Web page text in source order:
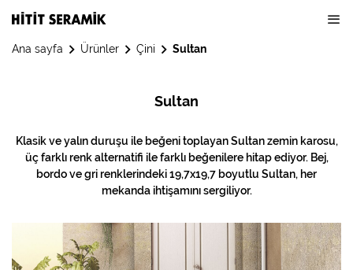
Ana sayfa Ürünler Çini Sultan
Sultan
Klasik ve yalın duruşu ile beğeni toplayan Sultan zemin karosu,
üç farklı renk alternatifi ile farklı beğenilere hitap ediyor. Bej,
bordo ve gri renklerindeki 19,7x19,7 boyutlu Sultan, her
mekanda ihtişamını sergiliyor.